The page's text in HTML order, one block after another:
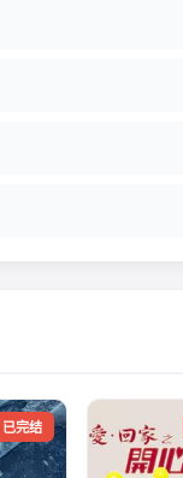
已完结